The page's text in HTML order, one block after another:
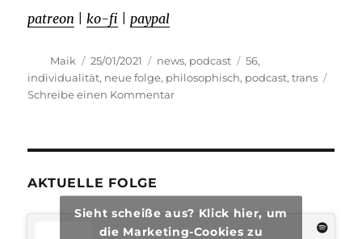
patreon |ko-fi |paypal
Autor
Maik
Veröffentlicht
am
25/01/2021 Kategorien
news, podcast Schlagwörter
56,
individualität, neue folge, philosophisch, podcast,trans
Schreibe einen Kommentarzu
AKTUELLE FOLGE
Sieht scheiße aus? Klick hier, um
die Marketing-Cookies zu